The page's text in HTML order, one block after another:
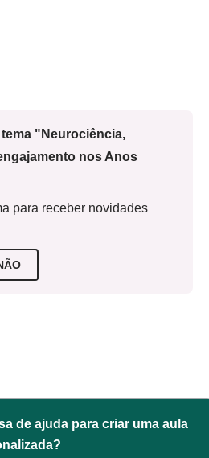
"Neurociência,
nos Anos
para receber novidades
de ajuda para criar uma aula